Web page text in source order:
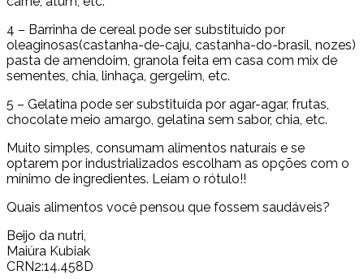
4 – Barrinha de cereal pode ser substituído por
oleaginosas(castanha-de-caju, castanha-do-brasil, nozes)
pasta de amendoim, granola feita em casa com mix de
sementes, chia, linhaça, gergelim, etc.
5 – Gelatina pode ser substituída por agar-agar, frutas,
chocolate meio amargo, gelatina sem sabor, chia, etc.
Muito simples, consumam alimentos naturais e se
optarem por industrializados escolham as opções com o
mínimo de ingredientes. Leiam o rótulo!!
Quais alimentos você pensou que fossem saudáveis?
Beijo da nutri,
Maiúra Kubiak
CRN2:14.458D